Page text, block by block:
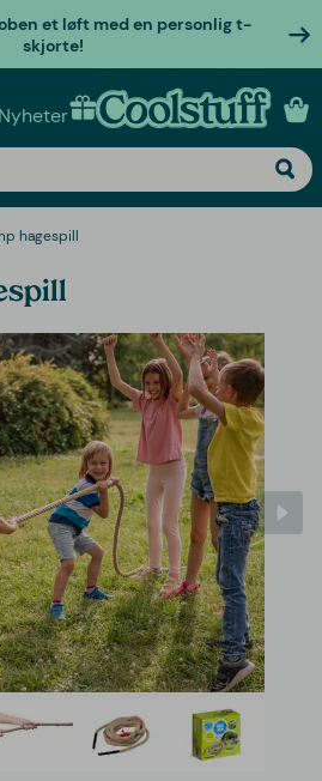
et løft med en personlig t-
skjorte!
Nyheter Personlige gaver
hagespill